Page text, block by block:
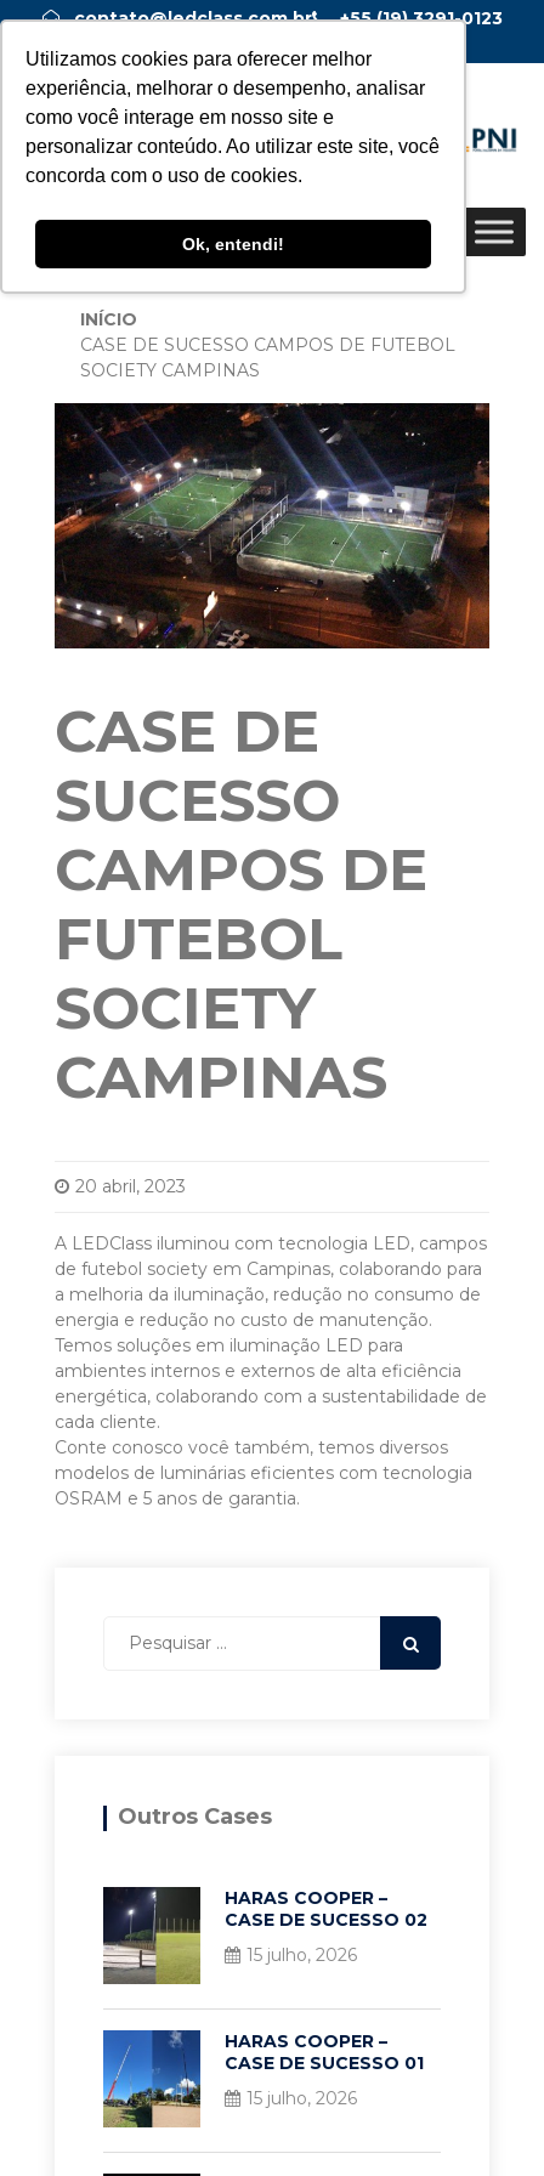
Utilizamos cookies para oferecer melhor
experiência, melhorar o desempenho, analisar
como você interage em nosso site e
personalizar conteúdo. Ao utilizar este site, você
concorda com o uso de cookies.
Ok, entendi!
contato@ledclass.com.br
+55 (19) 3291-0123
INÍCIO
CASE DE SUCESSO CAMPOS DE FUTEBOL
SOCIETY CAMPINAS
CASE DE
SUCESSO
CAMPOS DE
FUTEBOL
SOCIETY
CAMPINAS
20 abril, 2023
A LEDClass iluminou com tecnologia LED, campos
de futebol society em Campinas, colaborando para
a melhoria da iluminação, redução no consumo de
energia e redução no custo de manutenção.
Temos soluções em iluminação LED para
ambientes internos e externos de alta eficiência
energética, colaborando com a sustentabilidade de
cada cliente.
Conte conosco você também, temos diversos
modelos de luminárias eficientes com tecnologia
OSRAM e 5 anos de garantia.
Outros Cases
HARAS COOPER –
CASE DE SUCESSO 02
15 julho, 2026
HARAS COOPER –
CASE DE SUCESSO 01
15 julho, 2026